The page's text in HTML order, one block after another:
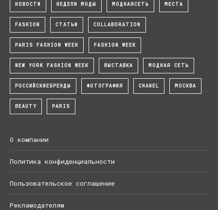
НОВОСТИ НЕДЕЛИ МОДЫ МОДНАЯСЕТЬ МЕСТА
FASHION СТАТЬИ COLLABORATION
PARIS FASHION WEEK FASHION WEEK
NEW YORK FASHION WEEK ВЫСТАВКА МОДНАЯ СЕТЬ
РОССИЙСКИЕБРЕНДЫ ФОТОГРАФИЯ CHANEL МОСКВА
BEAUTY PARIS
О компании
Политика конфиденциальности
Пользовательское соглашение
Рекламодателям